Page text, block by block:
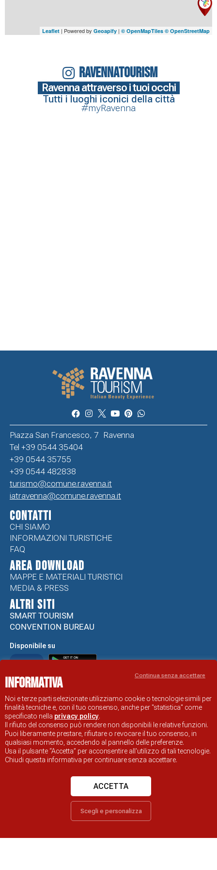
Leaflet | Powered by Geoapify | © OpenMapTiles © OpenStreetMap
RAVENNATOURISM
Ravenna attraverso i tuoi occhi
Tutti i luoghi iconici della città
#myRavenna
Piazza San Francesco, 7 Ravenna
Tel +39 0544 35404
+39 0544 35755
+39 0544 482838
turismo@comune.ravenna.it
iatravenna@comune.ravenna.it
CONTATTI
CHI SIAMO
INFORMAZIONI TURISTICHE
FAQ
Area Download
MAPPE E MATERIALI TURISTICI
MEDIA & PRESS
ALTRI SITI
SMART TOURISM
CONVENTION BUREAU
Disponibile su
Informativa e Cookie policy
Note Legali
Dichiarazione di accessibilità
Problemi di accessibilità
SITO UFFICIALE DI INFORMAZIONE TURISTICA DI RAVENNA
© COMUNE DI RAVENNA
Informativa
Noi e terze parti selezionate utilizziamo cookie o tecnologie simili per
finalità tecniche e, con il tuo consenso, anche per "statistica" come
specificato nella privacy policy.
Il rifiuto del consenso può rendere non disponibili le relative funzioni.
Puoi liberamente prestare, rifiutare o revocare il tuo consenso, in
qualsiasi momento, accedendo al pannello delle preferenze.
Usa il pulsante “Accetta” per acconsentire all'utilizzo di tali tecnologie.
Chiudi questa informativa per continuare senza accettare.
Scegli e personalizza
ACCETTA
Continua senza accettare